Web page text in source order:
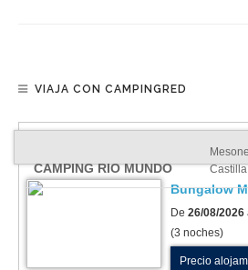
VIAJA CON CAMPINGRED
CAMPING RIO MUNDO
Bungalow
De 26/08/2026
(3 noches)
Precio